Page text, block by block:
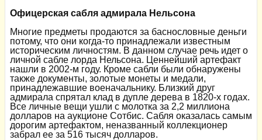
Офицерская сабля адмирала Нельсона
Многие предметы продаются за баснословные деньги
потому, что они когда-то принадлежали известным
историческим личностям. В данном случае речь идет о
личной сабле лорда Нельсона. Ценнейший артефакт
нашли в 2002-м году. Кроме сабли были обнаружены
также документы, золотые монеты и медали,
принадлежавшие военачальнику. Близкий друг
адмирала спрятал клад в дупле дерева в 1820-х годах.
Все личные вещи ушли с молотка за 2,2 миллиона
долларов на аукционе Сотбис. Сабля оказалась самым
дорогим артефактом, неназванный коллекционер
забрал ее за 516 тысяч долларов.